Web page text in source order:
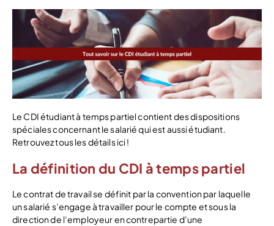
Le CDI étudiant à temps partiel contient des dispositions
spéciales concernant le salarié qui est aussi étudiant.
Retrouvez tous les détails ici !
La définition du CDI à temps partiel
Le contrat de travail se définit par la convention par laquelle
un salarié s’engage à travailler pour le compte et sous la
direction de l’employeur en contrepartie d’une